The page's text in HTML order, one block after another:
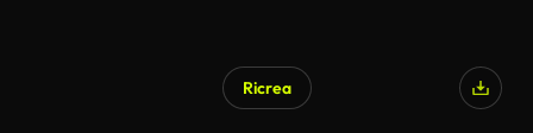
Ricrea